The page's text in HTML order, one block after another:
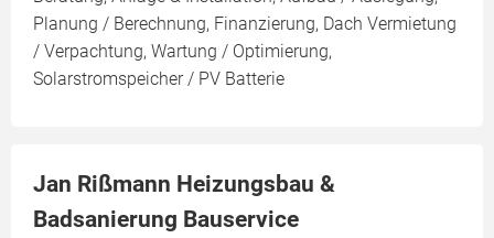
Planung / Berechnung, Finanzierung, Dach Vermietung
/ Verpachtung, Wartung / Optimierung,
Solarstromspeicher / PV Batterie
Jan Rißmann Heizungsbau &
Badsanierung Bauservice